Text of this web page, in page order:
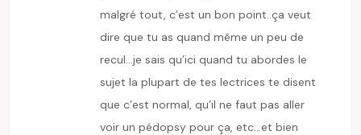
malgré tout, c’est un bon point..ça veut
dire que tu as quand même un peu de
recul…je sais qu’ici quand tu abordes le
sujet la plupart de tes lectrices te disent
que c’est normal, qu’il ne faut pas aller
voir un pédopsy pour ça, etc…et bien